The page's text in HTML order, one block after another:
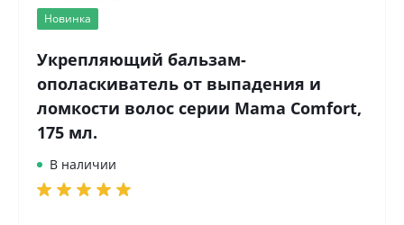
Новинка
Укрепляющий бальзам-
ополаскиватель от выпадения и
ломкости волос серии Mama Comfort,
175 мл.
В наличии